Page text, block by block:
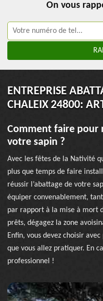
On vous
ENTREPRISE
CHALEIX 24800:
Comment faire pour
votre sapin ?
Avec les fêtes de la Nativité
plus que temps de faire
réussir l’abattage de votre
équiper convenablement,
par rapport à la mise à mort
prêts, dégagez la zone
Enfin, vous devez choisir
que vous allez pratiquer. En
professionnel !